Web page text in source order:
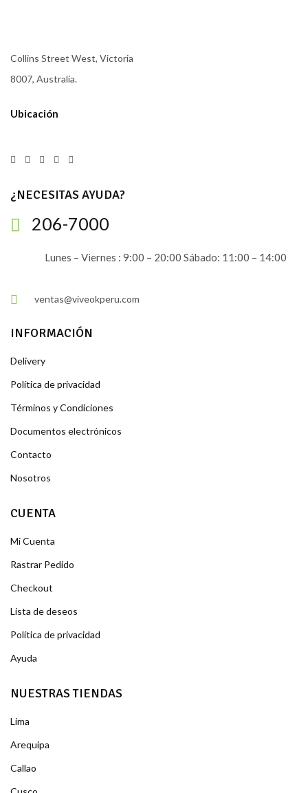
Collins Street West, Victoria
8007, Australia.
Ubicación
¿NECESITAS AYUDA?
206-7000
Lunes – Viernes : 9:00 – 20:00 Sábado: 11:00 – 14:00
ventas@viveokperu.com
INFORMACIÓN
Delivery
Política de privacidad
Términos y Condiciones
Documentos electrónicos
Contacto
Nosotros
CUENTA
Mi Cuenta
Rastrar Pedido
Checkout
Lista de deseos
Política de privacidad
Ayuda
NUESTRAS TIENDAS
Lima
Arequipa
Callao